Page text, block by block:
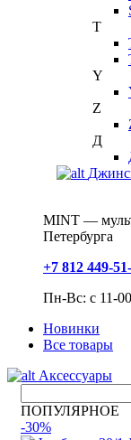
T
Y
Z
Д
MINT —
Петербурга
+7 812 449-
Пн-Вс: с 11-
Новинки
Все товары
Аксессуары
ПОПУЛЯРНОЕ
-30%